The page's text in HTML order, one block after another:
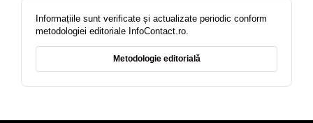
Informațiile sunt verificate și actualizate periodic conform
metodologiei editoriale InfoContact.ro.
Metodologie editorială